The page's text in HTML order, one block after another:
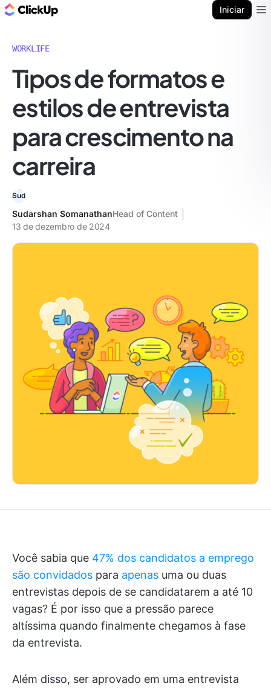
Iniciar
WORKLIFE
Tipos de formatos e
estilos de entrevista
para crescimento na
carreira
Sudarshan SomanathanHead of Content
13 de dezembro de 2024
Você sabia que 47% dos candidatos a emprego
são convidados para apenas uma ou duas
entrevistas depois de se candidatarem a até 10
vagas? É por isso que a pressão parece
altíssima quando finalmente chegamos à fase
da entrevista.
Além disso, ser aprovado em uma entrevista